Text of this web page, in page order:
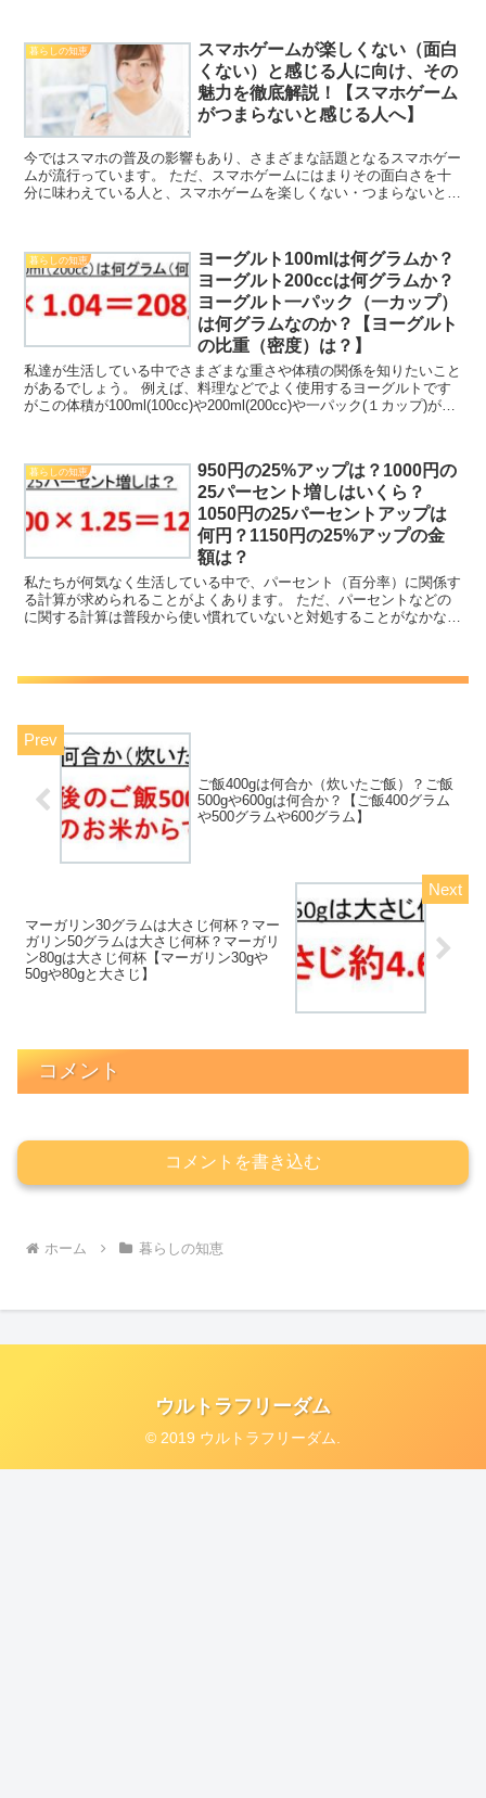
暮らしの知恵
スマホゲームが楽しくない（面白
くない）と感じる人に向け、その
魅力を徹底解説！【スマホゲーム
がつまらないと感じる人へ】
今ではスマホの普及の影響もあり、さまざまな話題となるスマホゲー
ムが流行っています。 ただ、スマホゲームにはまりその面白さを十
分に味わえている人と、スマホゲームを楽しくない・つまらないと感
暮らしの知恵
ヨーグルト100mlは何グラムか？
ヨーグルト200ccは何グラムか？
ヨーグルト一パック（一カップ）
は何グラムなのか？【ヨーグルト
の比重（密度）は？】
私達が生活している中でさまざまな重さや体積の関係を知りたいこと
があるでしょう。 例えば、料理などでよく使用するヨーグルトです
がこの体積が100ml(100cc)や200ml(200cc)や一パック(１カップ)が何
暮らしの知恵
950円の25%アップは？1000円の
25パーセント増しはいくら？
1050円の25パーセントアップは
何円？1150円の25%アップの金
額は？
私たちが何気なく生活している中で、パーセント（百分率）に関係す
る計算が求められることがよくあります。 ただ、パーセントなどの
に関する計算は普段から使い慣れていないと対処することがなかなか
ご飯400gは何合か（炊いたご飯）？ご飯
500gや600gは何合か？【ご飯400グラム
や500グラムや600グラム】
マーガリン30グラムは大さじ何杯？マー
ガリン50グラムは大さじ何杯？マーガリ
ン80gは大さじ何杯【マーガリン30gや
50gや80gと大さじ】
コメント
コメントを書き込む
ホーム 暮らしの知恵
ウルトラフリーダム
© 2019 ウルトラフリーダム.